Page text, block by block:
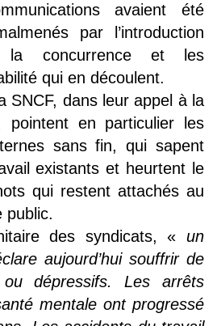
avaient été
par l’introduction
la concurrence et les
qui en découlent.
SNCF, dans leur appel à la
en particulier les
sans fin, qui sapent
existants et heurtent le
qui restent attachés au
public.
des syndicats, « un
aujourd’hui souffrir de
dépressifs. Les arrêts
mentale ont progressé